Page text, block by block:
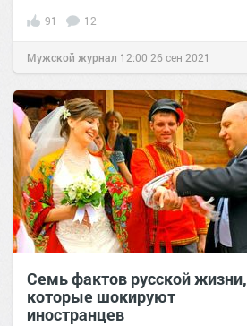
91 12
Мужской журнал 12:00 26 сен 2021
Семь фактов русской жизни,
которые шокируют
иностранцев